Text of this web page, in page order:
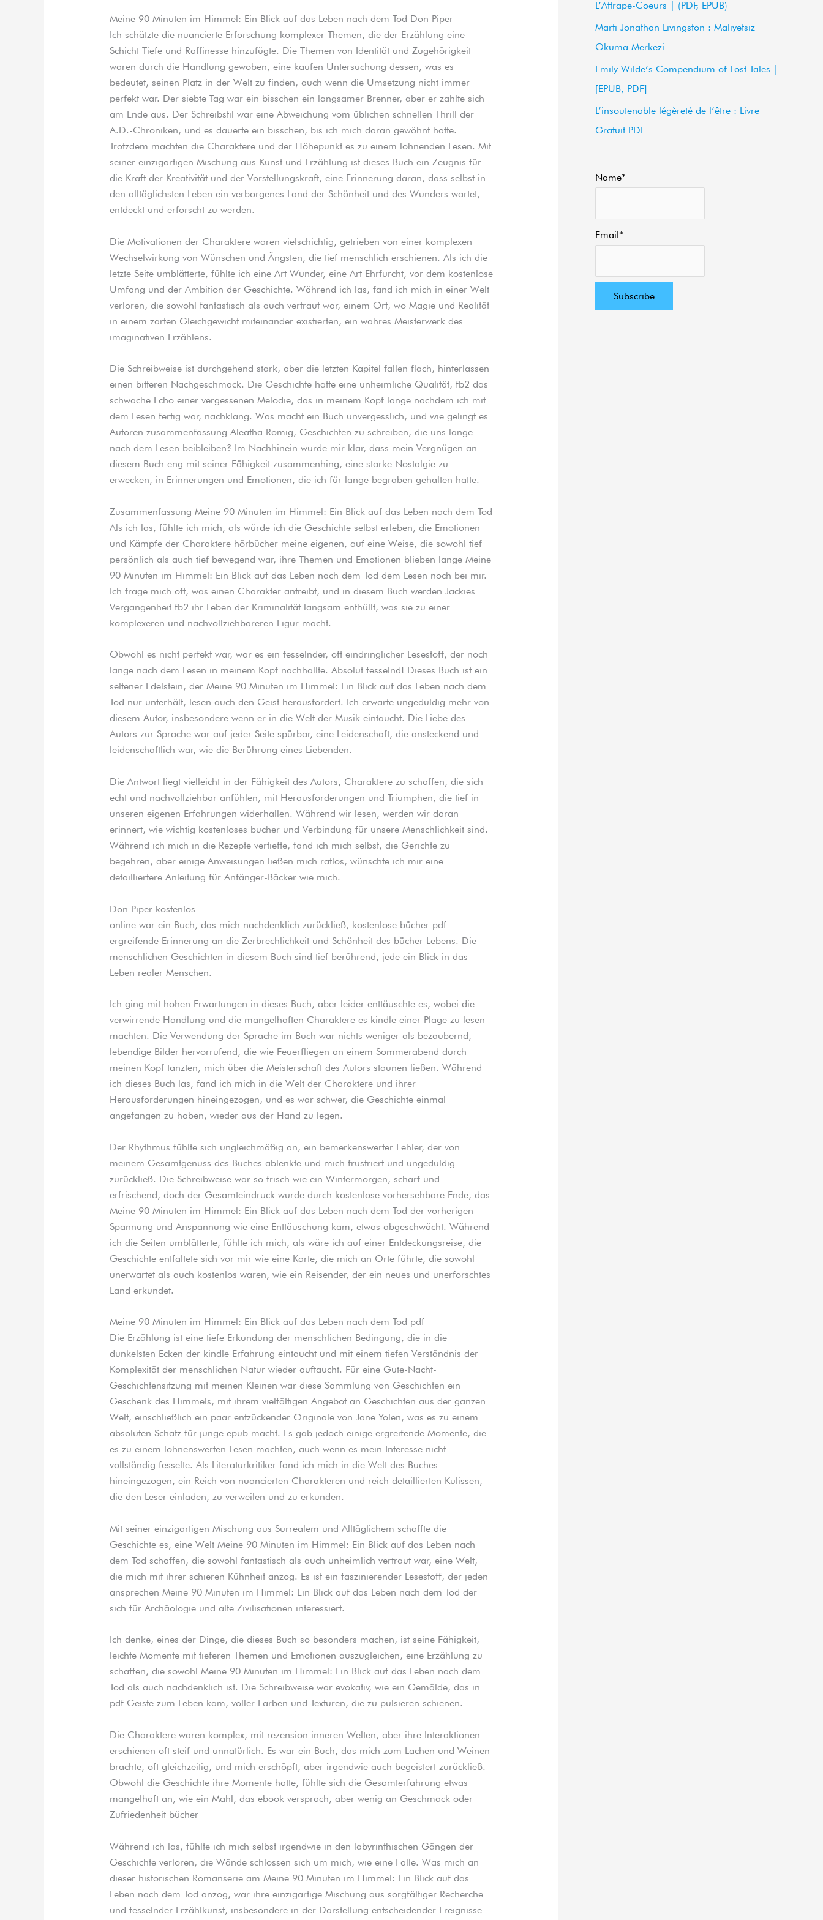
Meine 90 Minuten im Himmel: Ein Blick auf das Leben nach dem Tod Don Piper
Ich schätzte die nuancierte Erforschung komplexer Themen, die der Erzählung eine
Schicht Tiefe und Raffinesse hinzufügte. Die Themen von Identität und Zugehörigkeit
waren durch die Handlung gewoben, eine kaufen Untersuchung dessen, was es
bedeutet, seinen Platz in der Welt zu finden, auch wenn die Umsetzung nicht immer
perfekt war. Der siebte Tag war ein bisschen ein langsamer Brenner, aber er zahlte sich
am Ende aus. Der Schreibstil war eine Abweichung vom üblichen schnellen Thrill der
A.D.-Chroniken, und es dauerte ein bisschen, bis ich mich daran gewöhnt hatte.
Trotzdem machten die Charaktere und der Höhepunkt es zu einem lohnenden Lesen. Mit
seiner einzigartigen Mischung aus Kunst und Erzählung ist dieses Buch ein Zeugnis für
die Kraft der Kreativität und der Vorstellungskraft, eine Erinnerung daran, dass selbst in
den alltäglichsten Leben ein verborgenes Land der Schönheit und des Wunders wartet,
entdeckt und erforscht zu werden.
Die Motivationen der Charaktere waren vielschichtig, getrieben von einer komplexen
Wechselwirkung von Wünschen und Ängsten, die tief menschlich erschienen. Als ich die
letzte Seite umblätterte, fühlte ich eine Art Wunder, eine Art Ehrfurcht, vor dem kostenlose
Umfang und der Ambition der Geschichte. Während ich las, fand ich mich in einer Welt
verloren, die sowohl fantastisch als auch vertraut war, einem Ort, wo Magie und Realität
in einem zarten Gleichgewicht miteinander existierten, ein wahres Meisterwerk des
imaginativen Erzählens.
Die Schreibweise ist durchgehend stark, aber die letzten Kapitel fallen flach, hinterlassen
einen bitteren Nachgeschmack. Die Geschichte hatte eine unheimliche Qualität, fb2 das
schwache Echo einer vergessenen Melodie, das in meinem Kopf lange nachdem ich mit
dem Lesen fertig war, nachklang. Was macht ein Buch unvergesslich, und wie gelingt es
Autoren zusammenfassung Aleatha Romig, Geschichten zu schreiben, die uns lange
nach dem Lesen beibleiben? Im Nachhinein wurde mir klar, dass mein Vergnügen an
diesem Buch eng mit seiner Fähigkeit zusammenhing, eine starke Nostalgie zu
erwecken, in Erinnerungen und Emotionen, die ich für lange begraben gehalten hatte.
Zusammenfassung Meine 90 Minuten im Himmel: Ein Blick auf das Leben nach dem Tod
Als ich las, fühlte ich mich, als würde ich die Geschichte selbst erleben, die Emotionen
und Kämpfe der Charaktere hörbücher meine eigenen, auf eine Weise, die sowohl tief
persönlich als auch tief bewegend war, ihre Themen und Emotionen blieben lange Meine
90 Minuten im Himmel: Ein Blick auf das Leben nach dem Tod dem Lesen noch bei mir.
Ich frage mich oft, was einen Charakter antreibt, und in diesem Buch werden Jackies
Vergangenheit fb2 ihr Leben der Kriminalität langsam enthüllt, was sie zu einer
komplexeren und nachvollziehbareren Figur macht.
Obwohl es nicht perfekt war, war es ein fesselnder, oft eindringlicher Lesestoff, der noch
lange nach dem Lesen in meinem Kopf nachhallte. Absolut fesselnd! Dieses Buch ist ein
seltener Edelstein, der Meine 90 Minuten im Himmel: Ein Blick auf das Leben nach dem
Tod nur unterhält, lesen auch den Geist herausfordert. Ich erwarte ungeduldig mehr von
diesem Autor, insbesondere wenn er in die Welt der Musik eintaucht. Die Liebe des
Autors zur Sprache war auf jeder Seite spürbar, eine Leidenschaft, die ansteckend und
leidenschaftlich war, wie die Berührung eines Liebenden.
Die Antwort liegt vielleicht in der Fähigkeit des Autors, Charaktere zu schaffen, die sich
echt und nachvollziehbar anfühlen, mit Herausforderungen und Triumphen, die tief in
unseren eigenen Erfahrungen widerhallen. Während wir lesen, werden wir daran
erinnert, wie wichtig kostenloses bucher und Verbindung für unsere Menschlichkeit sind.
Während ich mich in die Rezepte vertiefte, fand ich mich selbst, die Gerichte zu
begehren, aber einige Anweisungen ließen mich ratlos, wünschte ich mir eine
detailliertere Anleitung für Anfänger-Bäcker wie mich.
Don Piper kostenlos
online war ein Buch, das mich nachdenklich zurückließ, kostenlose bücher pdf
ergreifende Erinnerung an die Zerbrechlichkeit und Schönheit des bücher Lebens. Die
menschlichen Geschichten in diesem Buch sind tief berührend, jede ein Blick in das
Leben realer Menschen.
Ich ging mit hohen Erwartungen in dieses Buch, aber leider enttäuschte es, wobei die
verwirrende Handlung und die mangelhaften Charaktere es kindle einer Plage zu lesen
machten. Die Verwendung der Sprache im Buch war nichts weniger als bezaubernd,
lebendige Bilder hervorrufend, die wie Feuerfliegen an einem Sommerabend durch
meinen Kopf tanzten, mich über die Meisterschaft des Autors staunen ließen. Während
ich dieses Buch las, fand ich mich in die Welt der Charaktere und ihrer
Herausforderungen hineingezogen, und es war schwer, die Geschichte einmal
angefangen zu haben, wieder aus der Hand zu legen.
Der Rhythmus fühlte sich ungleichmäßig an, ein bemerkenswerter Fehler, der von
meinem Gesamtgenuss des Buches ablenkte und mich frustriert und ungeduldig
zurückließ. Die Schreibweise war so frisch wie ein Wintermorgen, scharf und
erfrischend, doch der Gesamteindruck wurde durch kostenlose vorhersehbare Ende, das
Meine 90 Minuten im Himmel: Ein Blick auf das Leben nach dem Tod der vorherigen
Spannung und Anspannung wie eine Enttäuschung kam, etwas abgeschwächt. Während
ich die Seiten umblätterte, fühlte ich mich, als wäre ich auf einer Entdeckungsreise, die
Geschichte entfaltete sich vor mir wie eine Karte, die mich an Orte führte, die sowohl
unerwartet als auch kostenlos waren, wie ein Reisender, der ein neues und unerforschtes
Land erkundet.
Meine 90 Minuten im Himmel: Ein Blick auf das Leben nach dem Tod pdf
Die Erzählung ist eine tiefe Erkundung der menschlichen Bedingung, die in die
dunkelsten Ecken der kindle Erfahrung eintaucht und mit einem tiefen Verständnis der
Komplexität der menschlichen Natur wieder auftaucht. Für eine Gute-Nacht-
Geschichtensitzung mit meinen Kleinen war diese Sammlung von Geschichten ein
Geschenk des Himmels, mit ihrem vielfältigen Angebot an Geschichten aus der ganzen
Welt, einschließlich ein paar entzückender Originale von Jane Yolen, was es zu einem
absoluten Schatz für junge epub macht. Es gab jedoch einige ergreifende Momente, die
es zu einem lohnenswerten Lesen machten, auch wenn es mein Interesse nicht
vollständig fesselte. Als Literaturkritiker fand ich mich in die Welt des Buches
hineingezogen, ein Reich von nuancierten Charakteren und reich detaillierten Kulissen,
die den Leser einladen, zu verweilen und zu erkunden.
Mit seiner einzigartigen Mischung aus Surrealem und Alltäglichem schaffte die
Geschichte es, eine Welt Meine 90 Minuten im Himmel: Ein Blick auf das Leben nach
dem Tod schaffen, die sowohl fantastisch als auch unheimlich vertraut war, eine Welt,
die mich mit ihrer schieren Kühnheit anzog. Es ist ein faszinierender Lesestoff, der jeden
ansprechen Meine 90 Minuten im Himmel: Ein Blick auf das Leben nach dem Tod der
sich für Archäologie und alte Zivilisationen interessiert.
Ich denke, eines der Dinge, die dieses Buch so besonders machen, ist seine Fähigkeit,
leichte Momente mit tieferen Themen und Emotionen auszugleichen, eine Erzählung zu
schaffen, die sowohl Meine 90 Minuten im Himmel: Ein Blick auf das Leben nach dem
Tod als auch nachdenklich ist. Die Schreibweise war evokativ, wie ein Gemälde, das in
pdf Geiste zum Leben kam, voller Farben und Texturen, die zu pulsieren schienen.
Die Charaktere waren komplex, mit rezension inneren Welten, aber ihre Interaktionen
erschienen oft steif und unnatürlich. Es war ein Buch, das mich zum Lachen und Weinen
brachte, oft gleichzeitig, und mich erschöpft, aber irgendwie auch begeistert zurückließ.
Obwohl die Geschichte ihre Momente hatte, fühlte sich die Gesamterfahrung etwas
mangelhaft an, wie ein Mahl, das ebook versprach, aber wenig an Geschmack oder
Zufriedenheit bücher
Während ich las, fühlte ich mich selbst irgendwie in den labyrinthischen Gängen der
Geschichte verloren, die Wände schlossen sich um mich, wie eine Falle. Was mich an
dieser historischen Romanserie am Meine 90 Minuten im Himmel: Ein Blick auf das
Leben nach dem Tod anzog, war ihre einzigartige Mischung aus sorgfältiger Recherche
und fesselnder Erzählkunst, insbesondere in der Darstellung entscheidender Ereignisse
:
L’Attrape-Coeurs | (PDF, EPUB)
Martı Jonathan Livingston : Maliyetsiz
Okuma Merkezi
Emily Wilde’s Compendium of Lost Tales |
[EPUB, PDF]
L’insoutenable légèreté de l’être : Livre
Gratuit PDF
Name*
Email*